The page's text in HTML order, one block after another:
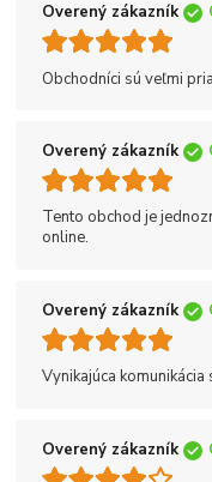
Overený zákazník
Obchodníci sú veľmi
Overený zákazník
Tento obchod je
online.
Overený zákazník
Vynikajúca
Overený zákazník